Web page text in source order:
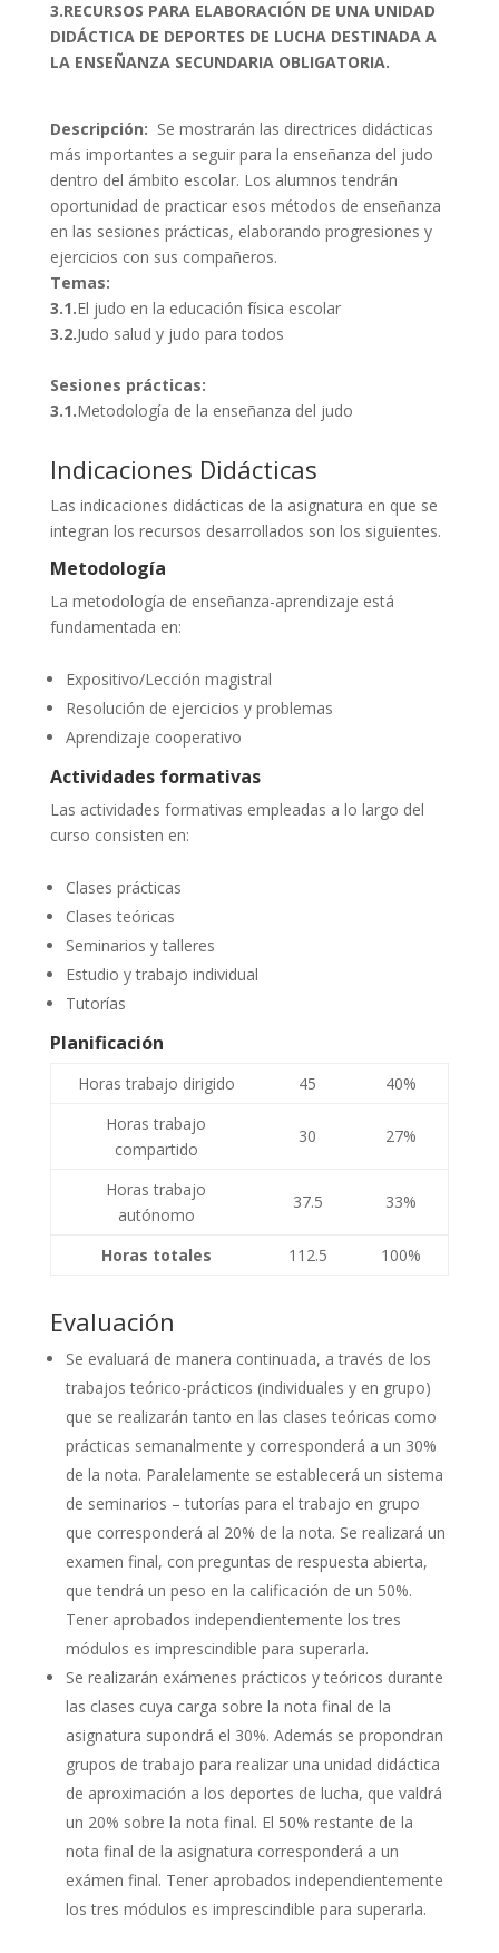
3.RECURSOS PARA ELABORACIÓN DE UNA UNIDAD
DIDÁCTICA DE DEPORTES DE LUCHA DESTINADA A
LA ENSEÑANZA SECUNDARIA OBLIGATORIA.
Descripción: Se mostrarán las directrices didácticas
más importantes a seguir para la enseñanza del judo
dentro del ámbito escolar. Los alumnos tendrán
oportunidad de practicar esos métodos de enseñanza
en las sesiones prácticas, elaborando progresiones y
ejercicios con sus compañeros.
Temas:
3.1.El judo en la educación física escolar
3.2.Judo salud y judo para todos
Sesiones prácticas:
3.1.Metodología de la enseñanza del judo
Indicaciones Didácticas
Las indicaciones didácticas de la asignatura en que se
integran los recursos desarrollados son los siguientes.
Metodología
La metodología de enseñanza-aprendizaje está
fundamentada en:
Expositivo/Lección magistral
Resolución de ejercicios y problemas
Aprendizaje cooperativo
Actividades formativas
Las actividades formativas empleadas a lo largo del
curso consisten en:
Clases prácticas
Clases teóricas
Seminarios y talleres
Estudio y trabajo individual
Tutorías
Planificación
Horas trabajo dirigido 45
40%
Horas trabajo
compartido
30 27%
Horas trabajo
autónomo
37.5 33%
Horas totales 112.5 100%
Evaluación
Se evaluará de manera continuada, a través de los
trabajos teórico-prácticos (individuales y en grupo)
que se realizarán tanto en las clases teóricas como
prácticas semanalmente y corresponderá a un 30%
de la nota. Paralelamente se establecerá un sistema
de seminarios – tutorías para el trabajo en grupo
que corresponderá al 20% de la nota. Se realizará un
examen final, con preguntas de respuesta abierta,
que tendrá un peso en la calificación de un 50%.
Tener aprobados independientemente los tres
módulos es imprescindible para superarla.
Se realizarán exámenes prácticos y teóricos durante
las clases cuya carga sobre la nota final de la
asignatura supondrá el 30%. Además se propondran
grupos de trabajo para realizar una unidad didáctica
de aproximación a los deportes de lucha, que valdrá
un 20% sobre la nota final. El 50% restante de la
nota final de la asignatura corresponderá a un
exámen final. Tener aprobados independientemente
los tres módulos es imprescindible para superarla.